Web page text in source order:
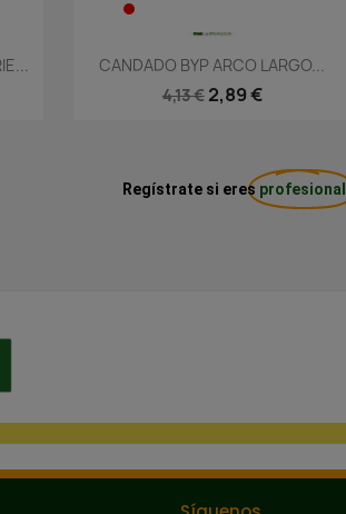
Vista rápida
CANDADO BYP ARCO LARGO...
4,13 € 2,89 €
Regístrate si eres profesional